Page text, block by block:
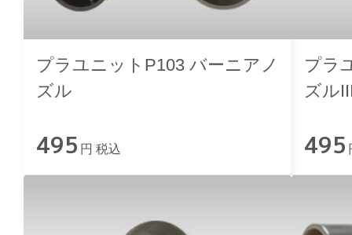
プラユニットP103 バーニアノ
ズル
495 円 税込
プラ
ズル
495